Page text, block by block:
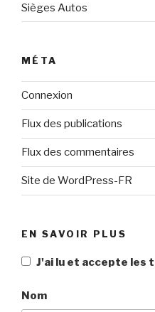
Sièges Autos
MÉTA
Connexion
Flux des publications
Flux des commentaires
Site de WordPress-FR
EN SAVOIR PLUS
J'ai lu et accepte les
Nom